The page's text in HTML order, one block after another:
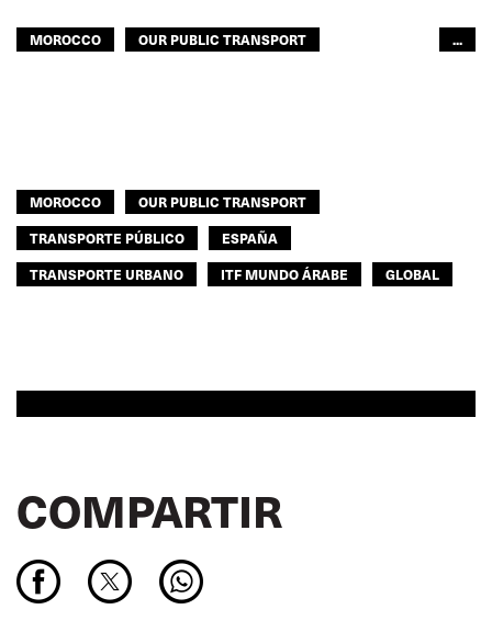
MOROCCO
OUR PUBLIC TRANSPORT
...
MOROCCO
OUR PUBLIC TRANSPORT
TRANSPORTE PÚBLICO
ESPAÑA
TRANSPORTE URBANO
ITF MUNDO ÁRABE GLOBAL
COMPARTIR